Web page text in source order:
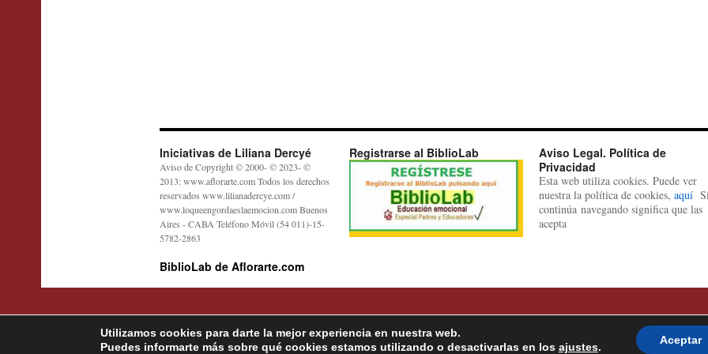
Iniciativas de Liliana Dercyé
Aviso de Copyright © 2000- © 2023- ©
2013: www.aflorarte.com Todos los derechos
reservados www.lilianadercye.com /
www.loqueengordaeslaemocion.com Buenos
Aires - CABA Teléfono Móvil (54 011)-15-
5782-2863
Registrarse al BiblioLab
Aviso Legal. Política de
Privacidad
Esta web utiliza cookies. Puede ver
nuestra la política de cookies, aquí Si
continúa navegando significa que las
acepta
BiblioLab de Aflorarte.com
Utilizamos cookies para darte la mejor experiencia en nuestra web.
Puedes informarte más sobre qué cookies estamos utilizando o desactivarlas en los ajustes.
Aceptar